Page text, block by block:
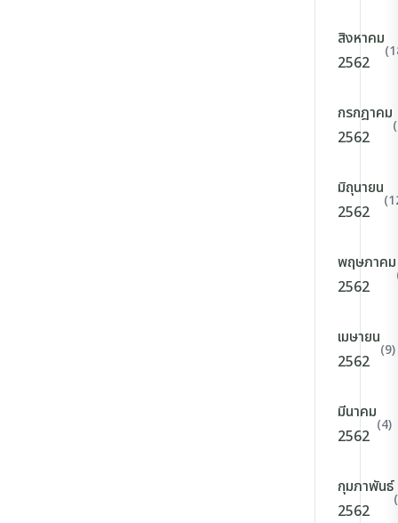
สิงหาคม
2562
กรกฎาคม
2562
มิถุนายน
2562
พฤษภาคม
2562
เมษายน
2562
(9)
มีนาคม
2562
(4)
กุมภาพันธ์
2562